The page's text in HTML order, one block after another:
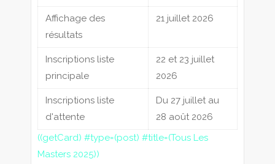
Affichage des
résultats
21 juillet 2026
Inscriptions liste
principale
22 et 23 juillet
2026
Inscriptions liste
d'attente
Du 27 juillet au
28 août 2026
((getCard) #type=(post) #title=(Tous Les
Masters 2025))